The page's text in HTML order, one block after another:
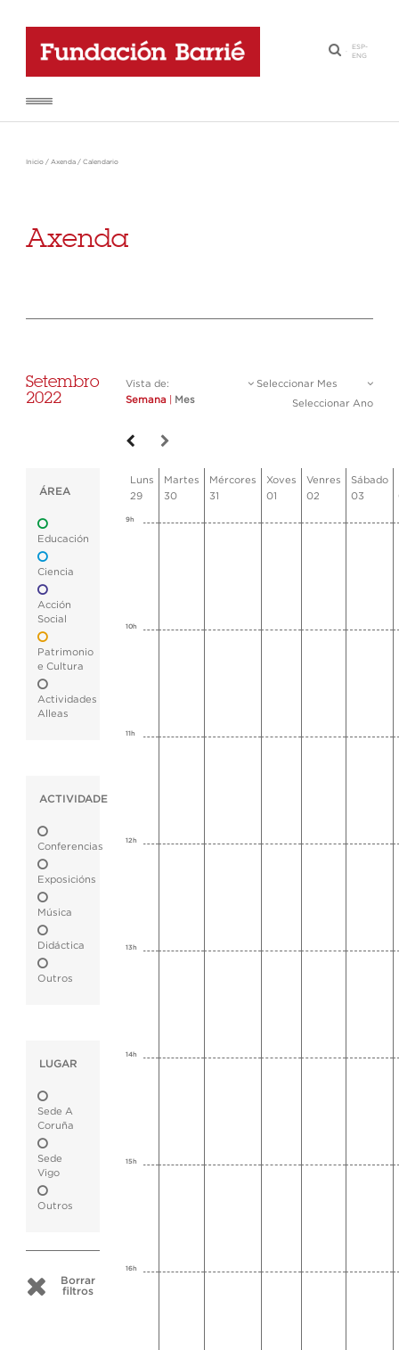
·
ESP-
ENG
Inicio / Axenda / Calendario
Axenda
Setembro
2022
Vista de:
Semana
Mes
Seleccionar Mes
Seleccionar Ano
ÁREA
Educación
Ciencia
Acción
Social
Patrimonio
e Cultura
Actividades
Alleas
ACTIVIDADE
Conferencias
Exposicións
Música
Didáctica
Outros
LUGAR
Sede A
Coruña
Sede
Vigo
Outros
Borrar
filtros
Luns
29
Martes
30
Mércores
31
Xoves
01
Venres
02
Sábado
03
9h
10h
11h
12h
13h
14h
15h
16h